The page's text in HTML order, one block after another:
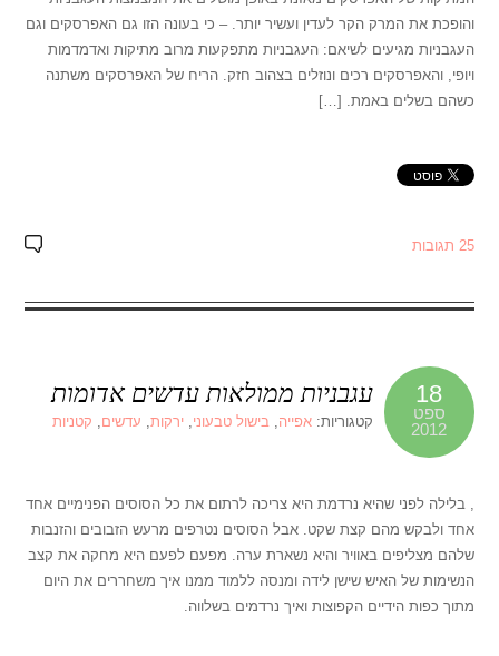
והופכת את המרק הקר לעדין ועשיר יותר. – כי בעונה הזו גם האפרסקים וגם
העגבניות מגיעים לשיאם: העגבניות מתפקעות מרוב מתיקות ואדמדמות
ויופי, והאפרסקים רכים ונוזלים בצהוב חזק. הריח של האפרסקים משתנה
כשהם בשלים באמת. […]
25 תגובות
18
ספט
2012
עגבניות ממולאות עדשים אדומות
קטגוריות:אפייה,בישול טבעוני,ירקות, עדשים, קטניות
, בלילה לפני שהיא נרדמת היא צריכה לרתום את כל הסוסים הפנימיים אחד
אחד ולבקש מהם קצת שקט. אבל הסוסים נטרפים מרעש הזבובים והזנבות
שלהם מצליפים באוויר והיא נשארת ערה. מפעם לפעם היא מחקה את קצב
הנשימות של האיש שישן לידה ומנסה ללמוד ממנו איך משחררים את היום
מתוך כפות הידיים הקפוצות ואיך נרדמים בשלווה.